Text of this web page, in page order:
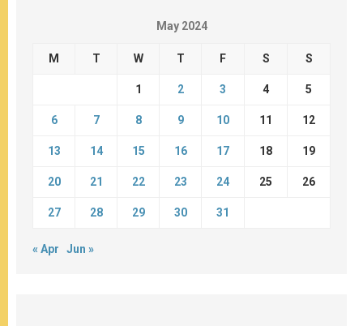
May 2024
M T W T F S S
1 2 3 4 5
6 7 8 9 10 11 12
13 14 15 16 17 18 19
20 21 22 23 24 25 26
27 28 29 30 31
« Apr Jun »